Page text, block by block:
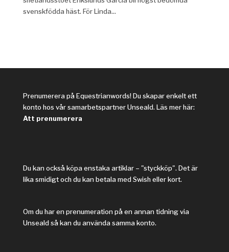
svenskfödda häst. För Linda...
Prenumerera på Equestrianwords! Du skapar enkelt ett
konto hos vår samarbetspartner Unseald. Läs mer här:
Att prenumerera
Du kan också köpa enstaka artiklar – "styckköp". Det är
lika smidigt och du kan betala med Swish eller kort.
Om du har en prenumeration på en annan tidning via
Unseald så kan du använda samma konto.